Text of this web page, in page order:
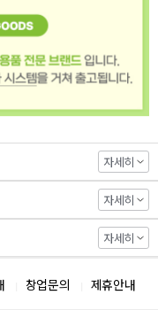
자세히
자세히
자세히
창업문의 제휴안내